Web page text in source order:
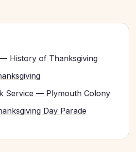
History of Thanksgiving
Service — Plymouth Colony
Day Parade